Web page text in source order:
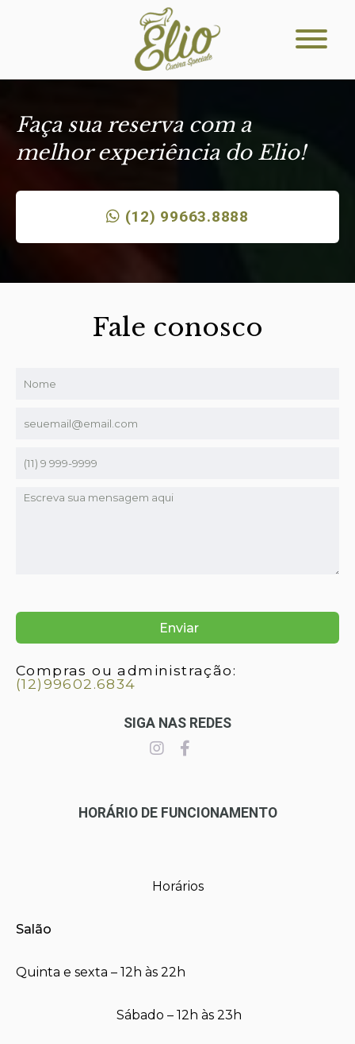
Faça sua reserva com a
melhor experiência do Elio!
(12) 99663.8888
Fale conosco
HORÁRIO DE FUNCIONAMENTO
Horários
Salão
Quinta e sexta – 12h às 22h
Sábado – 12h às 23h
Compras ou administração:
(12)99602.6834
SIGA NAS REDES